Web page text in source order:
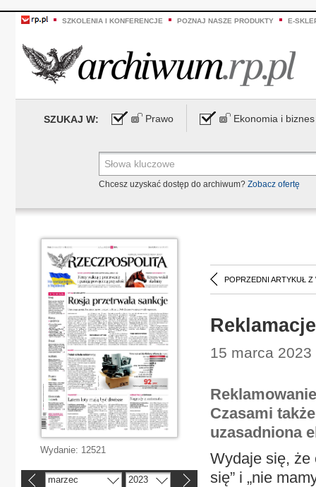
SZKOLENIA I KONFERENCJE POZNAJ NASZE PRODUKTY E-
SZUKAJ W: Prawo Ekonomia i biznes
Chcesz uzyskać dostęp do archiwum? Zobacz ofertę
POPRZEDNI ARTYKUŁ Z
15 marca
Czasami
uzasadniona
Wydaje się, że
się” i „nie
Wydanie: 12521
marzec 2023